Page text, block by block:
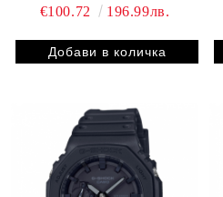
€100.72
196.99лв.